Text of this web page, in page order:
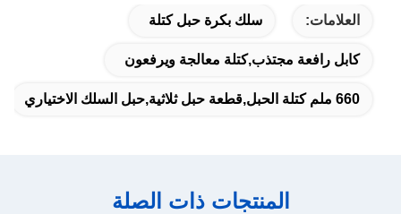
سلك بكرة حبل كتلة
مجتذب,كتلة معالجة ويرفعون
المنتجات ذات الصلة